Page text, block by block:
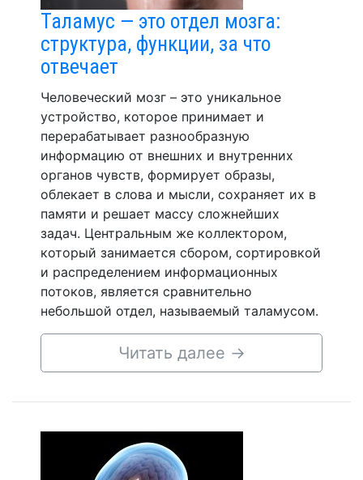
Таламус — это отдел мозга:
структура, функции, за что
отвечает
Человеческий мозг – это уникальное
устройство, которое принимает и
перерабатывает разнообразную
информацию от внешних и внутренних
органов чувств, формирует образы,
облекает в слова и мысли, сохраняет их в
памяти и решает массу сложнейших
задач. Центральным же коллектором,
который занимается сбором, сортировкой
и распределением информационных
потоков, является сравнительно
небольшой отдел, называемый таламусом.
Читать далее →